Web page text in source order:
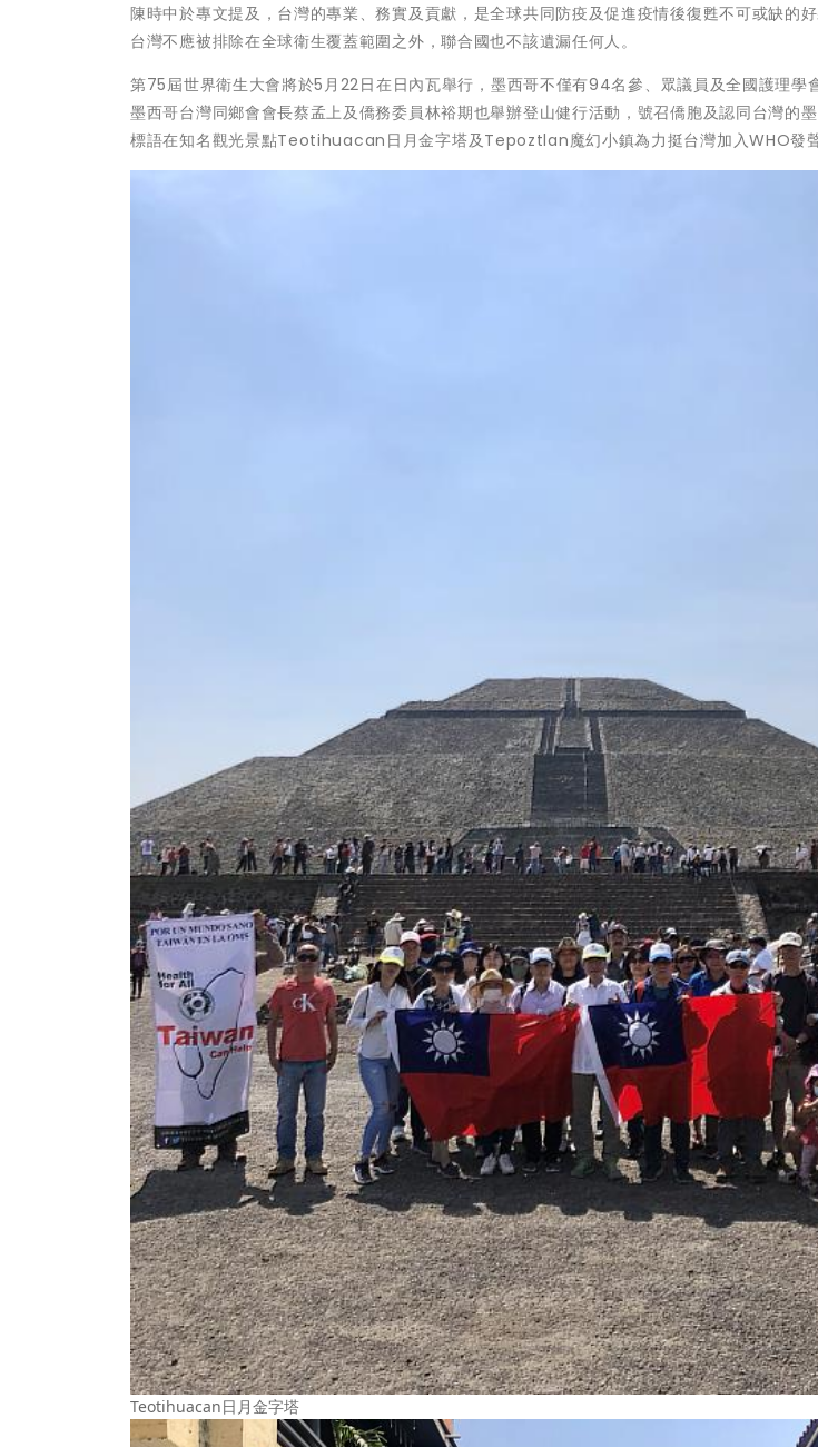
陳時中於專文提及，台灣的專業、務實及貢獻，是全球共同防疫及促進疫情後復甦不可或缺的
台灣不應被排除在全球衛生覆蓋範圍之外，聯合國也不該遺漏任何人。
第75屆世界衛生大會將於5月22日在日內瓦舉行，墨西哥不僅有94名參、眾議員及全國護理學
墨西哥台灣同鄉會會長蔡孟上及僑務委員林裕期也舉辦登山健行活動，號召僑胞及認同台灣的
標語在知名觀光景點Teotihuacan日月金字塔及Tepoztlan魔幻小鎮為力挺台灣加入WHO發聲
Teotihuacan日月金字塔